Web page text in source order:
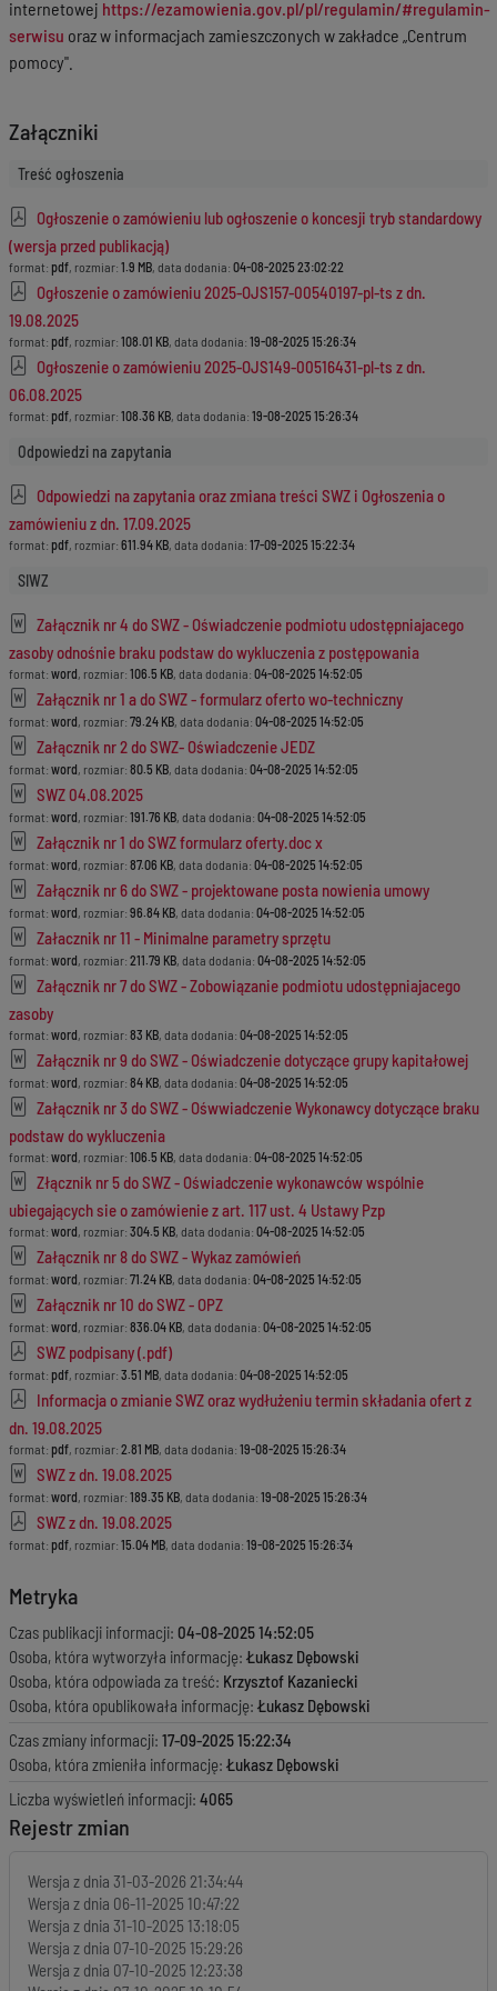
internetowej https://ezamowienia.gov.pl/pl/regulamin/#regulamin-
serwisu oraz w informacjach zamieszczonych w zakładce „Centrum
pomocy".
Załączniki
Treść ogłoszenia
Ogłoszenie o zamówieniu lub ogłoszenie o koncesji tryb standardowy
(wersja przed publikacją)
format: pdf, rozmiar: 1.9 MB, data dodania: 04-08-2025 23:02:22
Ogłoszenie o zamówieniu 2025-OJS157-00540197-pl-ts z dn.
19.08.2025
format: pdf, rozmiar: 108.01 KB, data dodania: 19-08-2025 15:26:34
Ogłoszenie o zamówieniu 2025-OJS149-00516431-pl-ts z dn.
06.08.2025
format: pdf, rozmiar: 108.36 KB, data dodania: 19-08-2025 15:26:34
Odpowiedzi na zapytania
Odpowiedzi na zapytania oraz zmiana treści SWZ i Ogłoszenia o
zamówieniu z dn. 17.09.2025
format: pdf, rozmiar: 611.94 KB, data dodania: 17-09-2025 15:22:34
SIWZ
Załącznik nr 4 do SWZ - Oświadczenie podmiotu udostępniajacego
zasoby odnośnie braku podstaw do wykluczenia z postępowania
format: word, rozmiar: 106.5 KB, data dodania: 04-08-2025 14:52:05
Załącznik nr 1 a do SWZ - formularz oferto wo-techniczny
format: word, rozmiar: 79.24 KB, data dodania: 04-08-2025 14:52:05
Załącznik nr 2 do SWZ- Oświadczenie JEDZ
format: word, rozmiar: 80.5 KB, data dodania: 04-08-2025 14:52:05
SWZ 04.08.2025
format: word, rozmiar: 191.76 KB, data dodania: 04-08-2025 14:52:05
Załącznik nr 1 do SWZ formularz oferty.doc x
format: word, rozmiar: 87.06 KB, data dodania: 04-08-2025 14:52:05
Załącznik nr 6 do SWZ - projektowane posta nowienia umowy
format: word, rozmiar: 96.84 KB, data dodania: 04-08-2025 14:52:05
Załacznik nr 11 - Minimalne parametry sprzętu
format: word, rozmiar: 211.79 KB, data dodania: 04-08-2025 14:52:05
Załącznik nr 7 do SWZ - Zobowiązanie podmiotu udostępniajacego
zasoby
format: word, rozmiar: 83 KB, data dodania: 04-08-2025 14:52:05
Załącznik nr 9 do SWZ - Oświadczenie dotyczące grupy kapitałowej
format: word, rozmiar: 84 KB, data dodania: 04-08-2025 14:52:05
Załącznik nr 3 do SWZ - Ośwwiadczenie Wykonawcy dotyczące braku
podstaw do wykluczenia
format: word, rozmiar: 106.5 KB, data dodania: 04-08-2025 14:52:05
Złącznik nr 5 do SWZ - Oświadczenie wykonawców wspólnie
ubiegających sie o zamówienie z art. 117 ust. 4 Ustawy Pzp
format: word, rozmiar: 304.5 KB, data dodania: 04-08-2025 14:52:05
Załącznik nr 8 do SWZ - Wykaz zamówień
format: word, rozmiar: 71.24 KB, data dodania: 04-08-2025 14:52:05
Załącznik nr 10 do SWZ - OPZ
format: word, rozmiar: 836.04 KB, data dodania: 04-08-2025 14:52:05
SWZ podpisany (.pdf)
format: pdf, rozmiar: 3.51 MB, data dodania: 04-08-2025 14:52:05
Informacja o zmianie SWZ oraz wydłużeniu termin składania ofert z
dn. 19.08.2025
format: pdf, rozmiar: 2.81 MB, data dodania: 19-08-2025 15:26:34
SWZ z dn. 19.08.2025
format: word, rozmiar: 189.35 KB, data dodania: 19-08-2025 15:26:34
SWZ z dn. 19.08.2025
format: pdf, rozmiar: 15.04 MB, data dodania: 19-08-2025 15:26:34
Metryka
Czas publikacji informacji: 04-08-2025 14:52:05
Osoba, która wytworzyła informację: Łukasz Dębowski
Osoba, która odpowiada za treść: Krzysztof Kazaniecki
Osoba, która opublikowała informację: Łukasz Dębowski
Czas zmiany informacji: 17-09-2025 15:22:34
Osoba, która zmieniła informację: Łukasz Dębowski
Liczba wyświetleń informacji: 4065
Rejestr zmian
Wersja z dnia 31-03-2026 21:34:44
Wersja z dnia 06-11-2025 10:47:22
Wersja z dnia 31-10-2025 13:18:05
Wersja z dnia 07-10-2025 15:29:26
Wersja z dnia 07-10-2025 12:23:38